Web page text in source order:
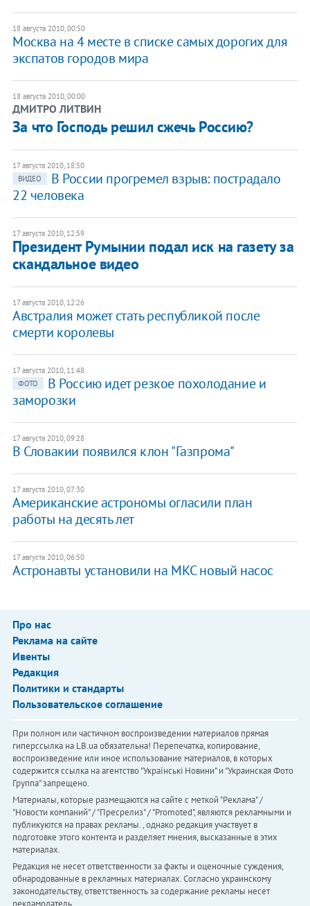
18 августа 2010, 00:50
Москва на 4 месте в списке самых дорогих для
экспатов городов мира
18 августа 2010, 00:00
ДМИТРО ЛИТВИН
За что Господь решил сжечь Россию?
17 августа 2010, 18:50
ВИДЕО
В России прогремел взрыв: пострадало
22 человека
17 августа 2010, 12:59
Президент Румынии подал иск на газету за
скандальное видео
17 августа 2010, 12:26
Австралия может стать республикой после
смерти королевы
17 августа 2010, 11:48
ФОТО
В Россию идет резкое похолодание и
заморозки
17 августа 2010, 09:28
В Словакии появился клон "Газпрома"
17 августа 2010, 07:30
Американские астрономы огласили план
работы на десять лет
17 августа 2010, 06:50
Астронавты установили на МКС новый насос
Про нас
Реклама на сайте
Ивенты
Редакция
Политики и стандарты
Пользовательское соглашение
При полном или частичном воспроизведении материалов прямая
гиперссылка на LB.ua обязательна! Перепечатка, копирование,
воспроизведение или иное использование материалов, в которых
содержится ссылка на агентство "Українськi Новини" и "Украинская Фото
Группа" запрещено.
Материалы, которые размещаются на сайте с меткой "Реклама" /
"Новости компаний" / "Пресрелиз" / "Promoted", являются рекламными и
публикуются на правах рекламы. , однако редакция участвует в
подготовке этого контента и разделяет мнения, высказанные в этих
материалах.
Редакция не несет ответственности за факты и оценочные суждения,
обнародованные в рекламных материалах. Согласно украинскому
законодательству, ответственность за содержание рекламы несет
рекламодатель.